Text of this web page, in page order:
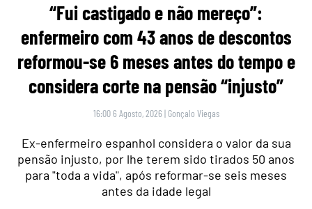
“Fui castigado e não mereço”:
enfermeiro com 43 anos de descontos
reformou-se 6 meses antes do tempo e
considera corte na pensão “injusto”
16:00 6 Agosto, 2026 | Gonçalo Viegas
Ex-enfermeiro espanhol considera o valor da sua
pensão injusto, por lhe terem sido tirados 50 anos
para "toda a vida", após reformar-se seis meses
antes da idade legal